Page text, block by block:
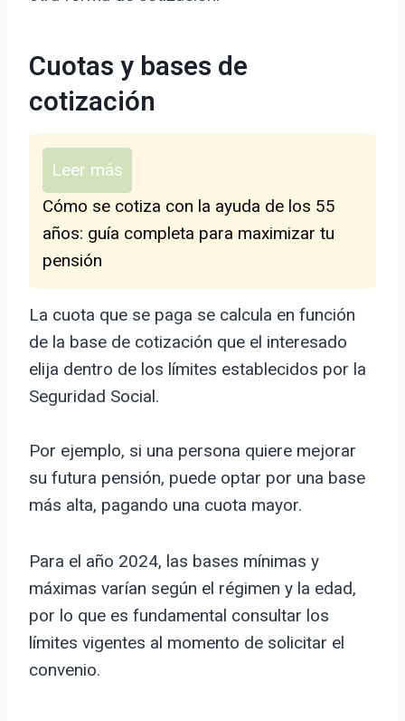
Cuotas y bases de
cotización
Leer más
Cómo se cotiza con la ayuda de los 55
años: guía completa para maximizar tu
pensión
La cuota que se paga se calcula en función
de la base de cotización que el interesado
elija dentro de los límites establecidos por la
Seguridad Social.
Por ejemplo, si una persona quiere mejorar
su futura pensión, puede optar por una base
más alta, pagando una cuota mayor.
Para el año 2024, las bases mínimas y
máximas varían según el régimen y la edad,
por lo que es fundamental consultar los
límites vigentes al momento de solicitar el
convenio.